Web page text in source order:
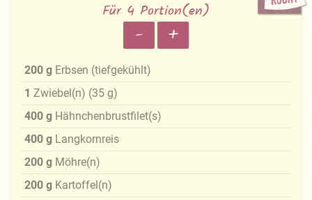
Für 4 Portion(en)
- +
200 g Erbsen (tiefgekühlt)
1 Zwiebel(n) (35 g)
400 g Hähnchenbrustfilet(s)
400 g Langkornreis
200 g Möhre(n)
200 g Kartoffel(n)